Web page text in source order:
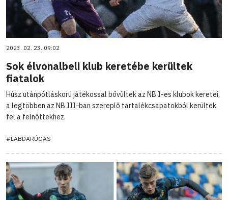
2023. 02. 23. 09:02
Sok élvonalbeli klub keretébe kerültek
fiatalok
Húsz utánpótláskorú játékossal bővültek az NB I-es klubok keretei,
a legtöbben az NB III-ban szereplő tartalékcsapatokból kerültek
fel a felnőttekhez.
#LABDARÚGÁS